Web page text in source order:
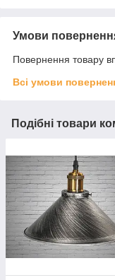
Умови
Повернення товару
Всі умови
Подібні товари